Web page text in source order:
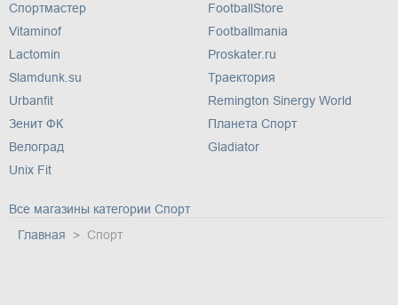
Спортмастер
Vitaminof
FootballStore
Footballmania
Lactomin
Slamdunk.su
Urbanfit
Proskater.ru
Траектория
Remington Sinergy World
Зенит ФК
Велоград
Unix Fit
Планета Спорт
Gladiator
Все магазины категории Спорт
Главная
Спорт